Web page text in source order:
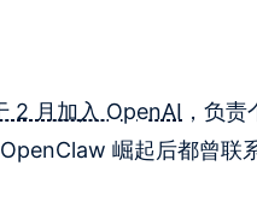
2 月加入 OpenAI ，负
OpenClaw 崛起后都曾